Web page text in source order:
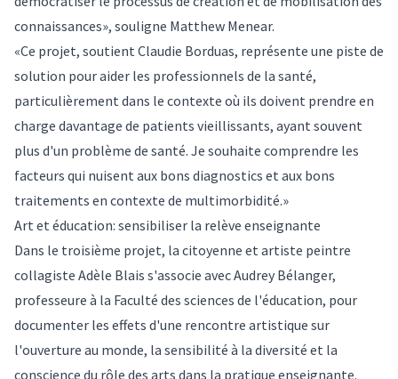
connaissances», souligne Matthew Menear.
«Ce projet, soutient Claudie Borduas, représente une piste de
solution pour aider les professionnels de la santé,
particulièrement dans le contexte où ils doivent prendre en
charge davantage de patients vieillissants, ayant souvent
plus d'un problème de santé. Je souhaite comprendre les
facteurs qui nuisent aux bons diagnostics et aux bons
traitements en contexte de multimorbidité.»
Art et éducation: sensibiliser la relève enseignante
Dans le troisième projet, la citoyenne et artiste peintre
collagiste Adèle Blais s'associe avec Audrey Bélanger,
professeure à la Faculté des sciences de l'éducation, pour
documenter les effets d'une rencontre artistique sur
l'ouverture au monde, la sensibilité à la diversité et la
conscience du rôle des arts dans la pratique enseignante.